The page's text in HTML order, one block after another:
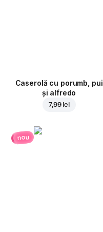
Caserolă cu porumb, pui
și alfredo
7,99 lei
nou